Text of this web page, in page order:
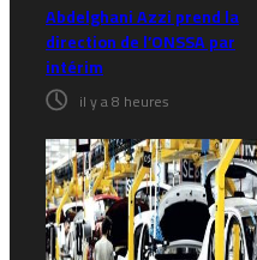
Abdelghani Azzi prend la
direction de l’ONSSA par
intérim
il y a 8 heures